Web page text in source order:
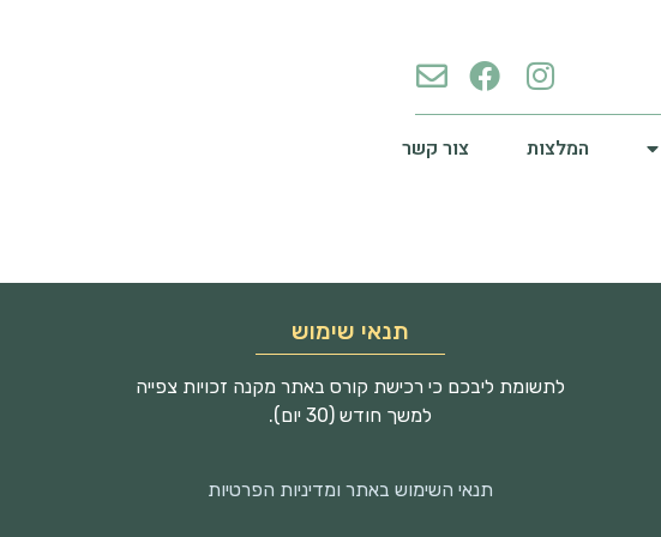
המלצות צור קשר
תנאי שימוש
לתשומת ליבכם כי רכישת קורס באתר מקנה זכויות צפייה
למשך חודש (30 יום).
תנאי השימוש באתר ומדיניות הפרטיות